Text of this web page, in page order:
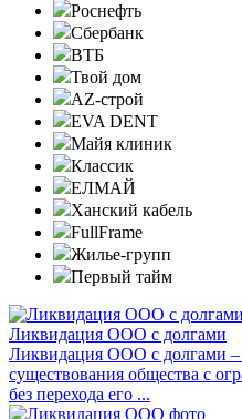
Роснефть
Сбербанк
ВТБ
Твой дом
AZ-строй
EVA DENT
Майя клиник
Классик
ЕЛМАЙ
Ханский кабель
FullFrame
Жилье-групп
Первый тайм
Ликвидация ООО с долгами
Ликвидация ООО с долгами –
существования общества с
без перехода его ...